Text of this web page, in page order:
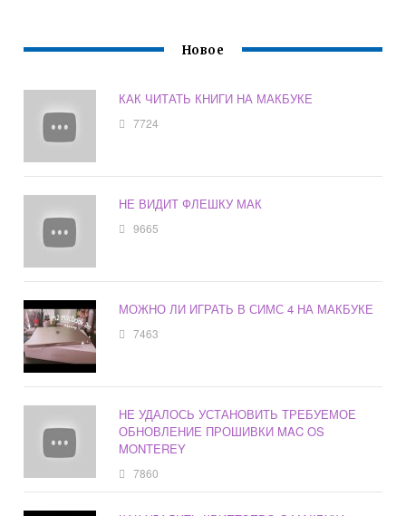
Новое
КАК ЧИТАТЬ КНИГИ НА МАКБУКЕ
7724
НЕ ВИДИТ ФЛЕШКУ МАК
9665
МОЖНО ЛИ ИГРАТЬ В СИМС 4 НА МАКБУКЕ
7463
НЕ УДАЛОСЬ УСТАНОВИТЬ ТРЕБУЕМОЕ
ОБНОВЛЕНИЕ ПРОШИВКИ MAC OS
MONTEREY
7860